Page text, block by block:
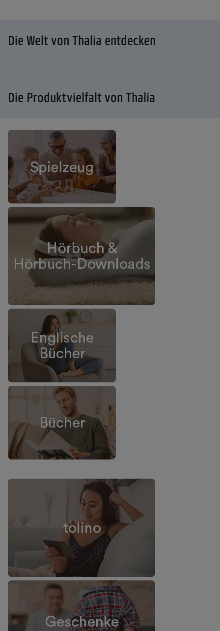
Die Welt von Thalia entdecken
Die Produktvielfalt von Thalia